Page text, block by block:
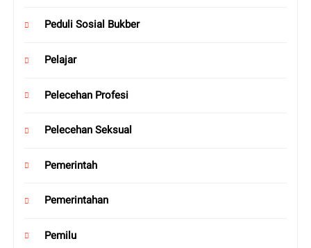
Peduli Sosial Bukber
Pelajar
Pelecehan Profesi
Pelecehan Seksual
Pemerintah
Pemerintahan
Pemilu